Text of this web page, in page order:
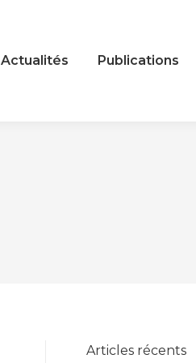
Actualités Publications
Articles récents